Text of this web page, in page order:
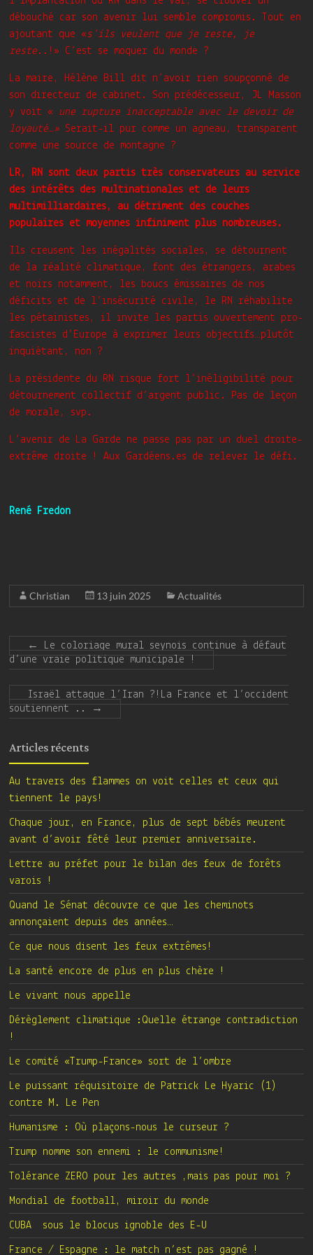
débouché car son avenir lui semble compromis. Tout en
ajoutant que «s’ils veulent que je reste, je
reste.. !» C’est se moquer du monde ?
La maire, Hélène Bill dit n’avoir rien soupçonné de
son directeur de cabinet. Son prédécesseur, JL Masson
y voit « une rupture inacceptable avec le devoir de
loyauté…» Serait-il pur comme un agneau, transparent
comme une source de montagne ?
LR, RN sont deux partis très conservateurs au service
des intérêts des multinationales et de leurs
multimilliardaires, au détriment des couches
populaires et moyennes infiniment plus nombreuses.
Ils creusent les inégalités sociales, se détournent
de la réalité climatique, font des étrangers, arabes
et noirs notamment, les boucs émissaires de nos
déficits et de l’insécurité civile, le RN réhabilite
les pétainistes, il invite les partis ouvertement pro-
fascistes d’Europe à exprimer leurs objectifs…plutôt
inquiétant, non ?
La présidente du RN risque fort l’inéligibilité pour
détournement collectif d’argent public. Pas de leçon
de morale, svp.
L’avenir de La Garde ne passe pas par un duel droite-
extrême droite ! Aux Gardéens.es de relever le défi.
René Fredon
Christian 13 juin 2025 Actualités
←
Le coloriage mural seynois continue à défaut
d’une vraie politique municipale !
Israël attaque l’Iran ?!La France et l’occident
soutiennent ..
→
Articles récents
Au travers des flammes on voit celles et ceux qui
tiennent le pays!
Chaque jour, en France, plus de sept bébés meurent
avant d’avoir fêté leur premier anniversaire.
Lettre au préfet pour le bilan des feux de forêts
varois !
Quand le Sénat découvre ce que les cheminots
annonçaient depuis des années…
Ce que nous disent les feux extrêmes!
La santé encore de plus en plus chère !
Le vivant nous appelle
Dérèglement climatique :Quelle étrange contradiction
!
Le comité «Trump-France» sort de l’ombre
Le puissant réquisitoire de Patrick Le Hyaric (1)
contre M. Le Pen
Humanisme : Où plaçons-nous le curseur ?
Trump nomme son ennemi : le communisme!
Tolérance ZERO pour les autres ,mais pas pour moi ?
Mondial de football, miroir du monde
CUBA sous le blocus ignoble des E-U
France / Espagne : le match n’est pas gagné !